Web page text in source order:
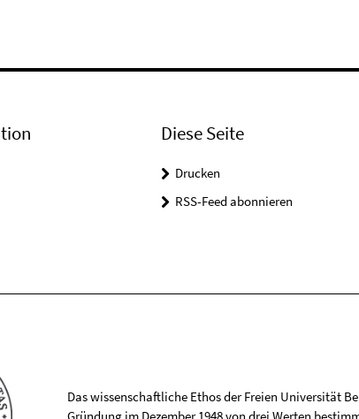
Diese Seite
Drucken
RSS-Feed abonnieren
Das wissenschaftliche Ethos der Freien Universität